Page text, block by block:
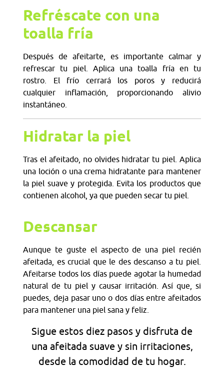
Refréscate con una
toalla fría
Después de afeitarte, es importante calmar y
refrescar tu piel. Aplica una toalla fría en tu
rostro. El frío cerrará los poros y reducirá
cualquier inflamación, proporcionando alivio
instantáneo.
Hidratar la piel
Tras el afeitado, no olvides hidratar tu piel. Aplica
una loción o una crema hidratante para mantener
la piel suave y protegida. Evita los productos que
contienen alcohol, ya que pueden secar tu piel.
Descansar
Aunque te guste el aspecto de una piel recién
afeitada, es crucial que le des descanso a tu piel.
Afeitarse todos los días puede agotar la humedad
natural de tu piel y causar irritación. Así que, si
puedes, deja pasar uno o dos días entre afeitados
para mantener una piel sana y feliz.
Sigue estos diez pasos y disfruta de
una afeitada suave y sin irritaciones,
desde la comodidad de tu hogar.